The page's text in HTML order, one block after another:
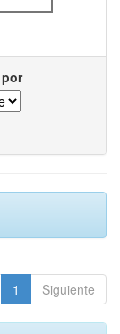
1 Siguiente